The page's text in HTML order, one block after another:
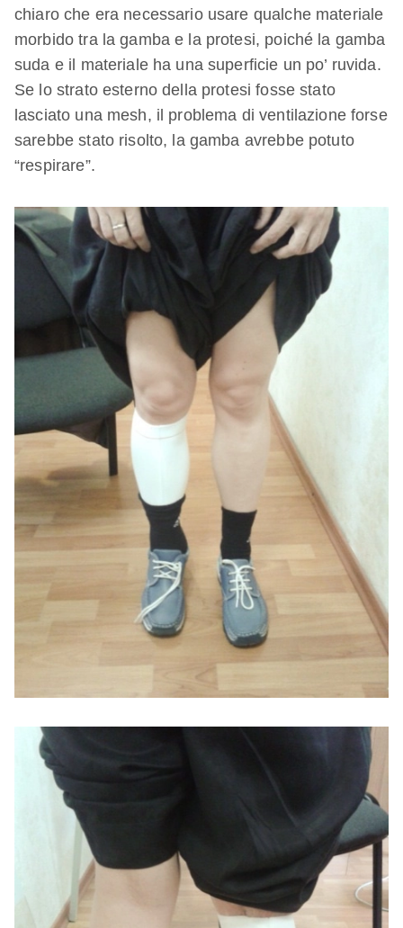
chiaro che era necessario usare qualche materiale
morbido tra la gamba e la protesi, poiché la gamba
suda e il materiale ha una superficie un po’ ruvida.
Se lo strato esterno della protesi fosse stato
lasciato una mesh, il problema di ventilazione forse
sarebbe stato risolto, la gamba avrebbe potuto
“respirare”.